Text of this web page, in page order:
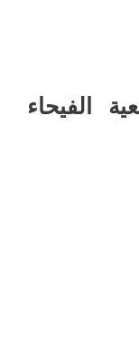
الفيحاء